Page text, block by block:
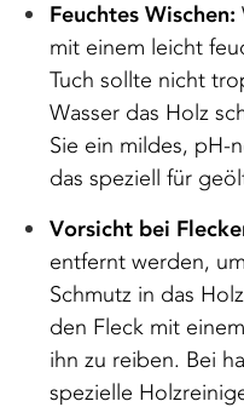
Feuchtes Wischen:
mit einem leicht
Tuch sollte nicht
Wasser das Holz
Sie ein mildes, pH-
das speziell für
Vorsicht bei
entfernt werden,
Schmutz in das
den Fleck mit
ihn zu reiben. Bei
spezielle